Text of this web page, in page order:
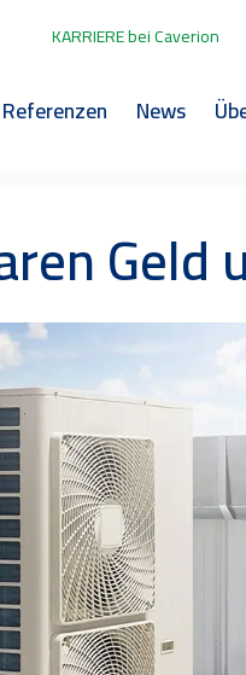
KARRIERE bei Caverion
Referenzen News
Geld